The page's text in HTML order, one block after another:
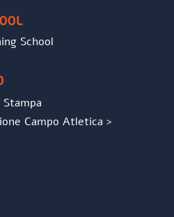
School
Campo Atletica >